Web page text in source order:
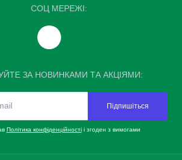
СОЦ МЕРЕЖІ:
ЗА НОВИНКАМИ ТА АКЦІЯМИ:
Підпишіться
Політика конфіденційностіі згоден з вимогами